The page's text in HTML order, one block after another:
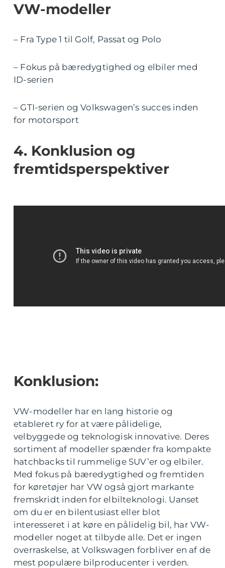
VW-modeller
– Fra Type 1 til Golf, Passat og Polo
– Fokus på bæredygtighed og elbiler med
ID-serien
– GTI-serien og Volkswagen’s succes inden
for motorsport
4. Konklusion og
fremtidsperspektiver
Konklusion:
VW-modeller har en lang historie og
etableret ry for at være pålidelige,
velbyggede og teknologisk innovative. Deres
sortiment af modeller spænder fra kompakte
hatchbacks til rummelige SUV’er og elbiler.
Med fokus på bæredygtighed og fremtiden
for køretøjer har VW også gjort markante
fremskridt inden for elbilteknologi. Uanset
om du er en bilentusiast eller blot
interesseret i at køre en pålidelig bil, har VW-
modeller noget at tilbyde alle. Det er ingen
overraskelse, at Volkswagen forbliver en af de
mest populære bilproducenter i verden.